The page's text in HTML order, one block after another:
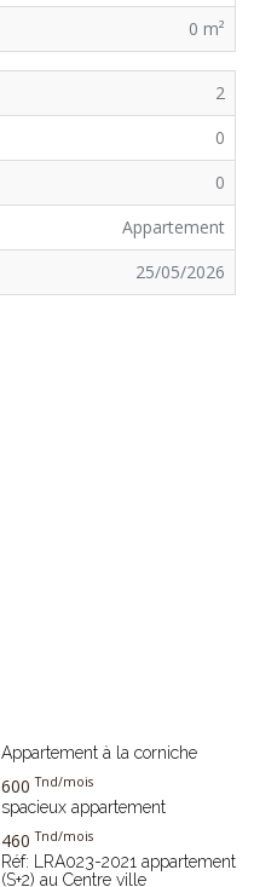
0 m²
2
0
0
Appartement
25/05/2026
Appartement à la corniche
600 Tnd/mois
spacieux appartement
460 Tnd/mois
Réf: LRA023-2021 appartement
(S+2) au Centre ville